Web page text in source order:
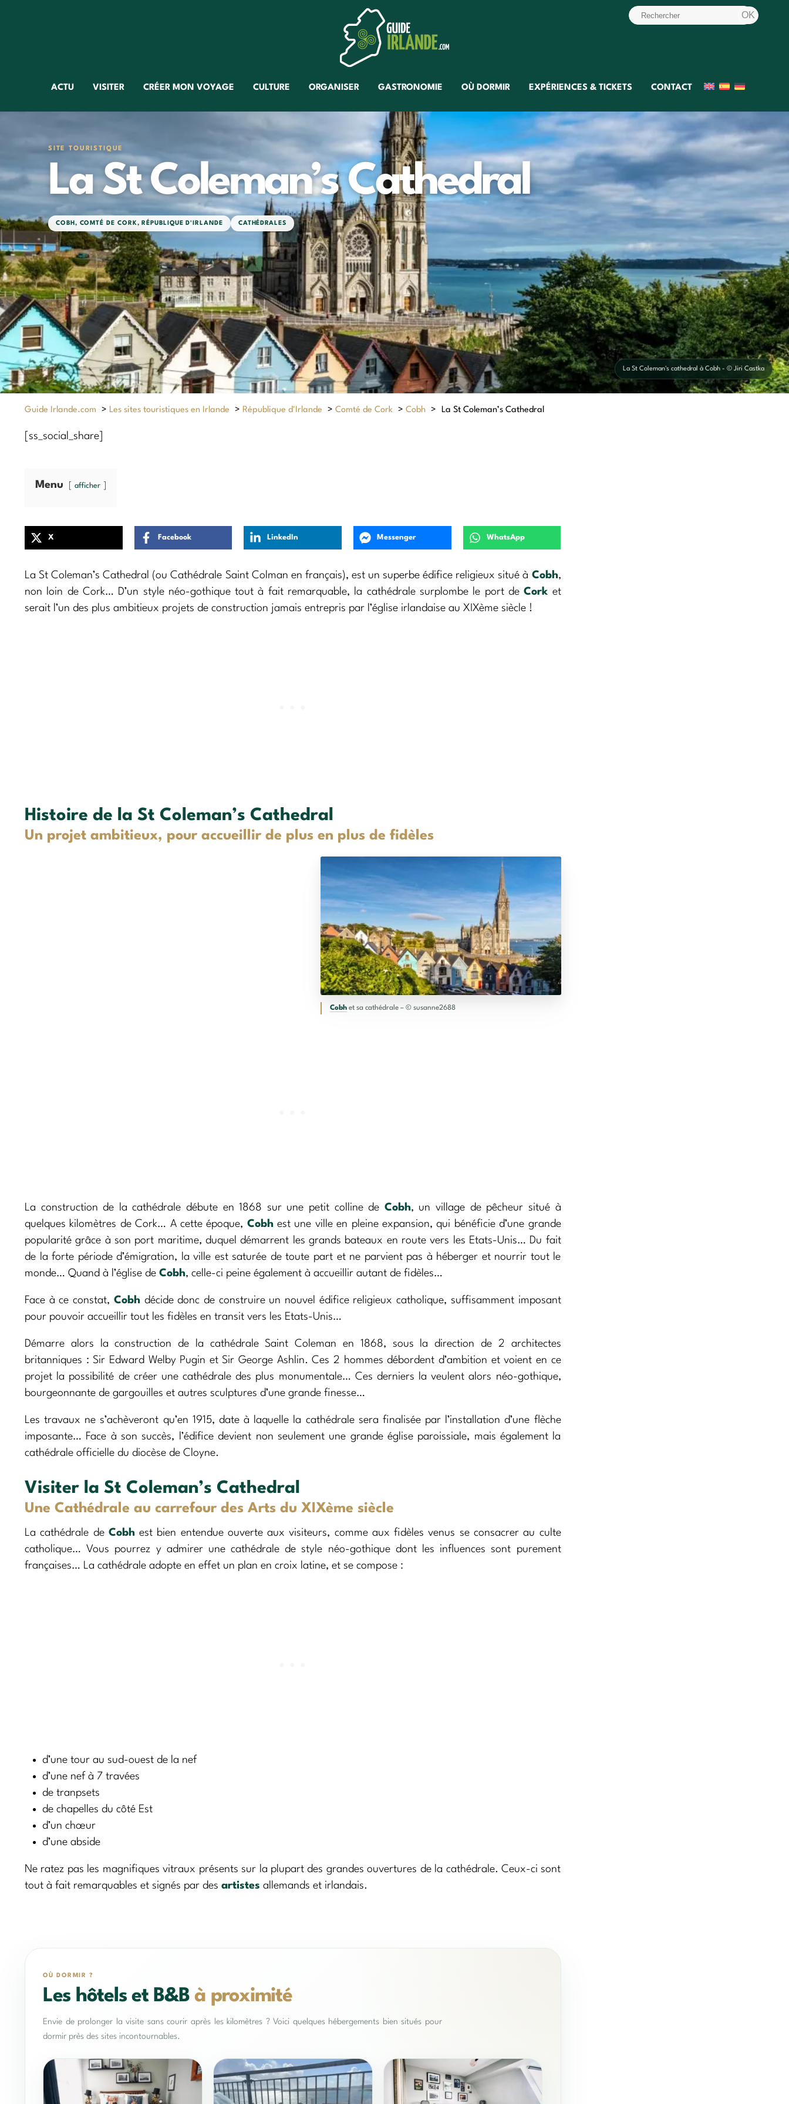
ACTU VISITER CRÉER MON VOYAGE CULTURE ORGANISER GASTRONOMIE OÙ DORMIR EXPÉRIENCES & TICKETS CONTACT
SITE TOURISTIQUE
La St Coleman’s Cathedral
COBH , COMTÉ DE CORK, RÉPUBLIQUE D'IRLANDE CATHÉDRALES
La St Coleman's cathedral à Cobh - © Jiri Castka
Guide Irlande.com > Les sites touristiques en Irlande > République d'Irlande > Comté de Cork > Cobh > La St Coleman’s Cathedral
[ss_social_share]
Menu afficher
X Facebook LinkedIn Messenger WhatsApp
La St Coleman’s Cathedral (ou Cathédrale Saint Colman en français), est un superbe édifice religieux situé à Cobh,
non loin de Cork… D’un style néo-gothique tout à fait remarquable, la cathédrale surplombe le port deCork et
serait l’un des plus ambitieux projets de construction jamais entrepris par l’église irlandaise au XIXème siècle !
Histoire de la St Coleman’s Cathedral
Un projet ambitieux, pour accueillir de plus en plus de fidèles
Cobhet sa cathédrale – © susanne2688
La construction de la cathédrale débute en 1868 sur une petit colline de Cobh, un village de pêcheur situé à
quelques kilomètres de Cork… A cette époque, Cobhest une ville en pleine expansion, qui bénéficie d’une grande
popularité grâce à son port maritime, duquel démarrent les grands bateaux en route vers les Etats-Unis… Du fait
de la forte période d’émigration, la ville est saturée de toute part et ne parvient pas à héberger et nourrir tout le
monde… Quand à l’église de Cobh, celle-ci peine également à accueillir autant de fidèles…
Face à ce constat, Cobhdécide donc de construire un nouvel édifice religieux catholique, suffisamment imposant
pour pouvoir accueillir tout les fidèles en transit vers les Etats-Unis…
Démarre alors la construction de la cathédrale Saint Coleman en 1868, sous la direction de 2 architectes
britanniques : Sir Edward Welby Pugin et Sir George Ashlin. Ces 2 hommes débordent d’ambition et voient en ce
projet la possibilité de créer une cathédrale des plus monumentale… Ces derniers la veulent alors néo-gothique,
bourgeonnante de gargouilles et autres sculptures d’une grande finesse…
Les travaux ne s’achèveront qu’en 1915, date à laquelle la cathédrale sera finalisée par l’installation d’une flèche
imposante… Face à son succès, l’édifice devient non seulement une grande église paroissiale, mais également la
cathédrale officielle du diocèse de Cloyne.
Visiter la St Coleman’s Cathedral
Une Cathédrale au carrefour des Arts du XIXème siècle
La cathédrale de Cobhest bien entendue ouverte aux visiteurs, comme aux fidèles venus se consacrer au culte
catholique… Vous pourrez y admirer une cathédrale de style néo-gothique dont les influences sont purement
françaises… La cathédrale adopte en effet un plan en croix latine, et se compose :
d’une tour au sud-ouest de la nef
d’une nef à 7 travées
de tranpsets
de chapelles du côté Est
d’un chœur
d’une abside
Ne ratez pas les magnifiques vitraux présents sur la plupart des grandes ouvertures de la cathédrale. Ceux-ci sont
tout à fait remarquables et signés par des artistes allemands et irlandais.
OÙ DORMIR ?
Les hôtels et B&Bà proximité
Envie de prolonger la visite sans courir après les kilomètres ? Voici quelques hébergements bien situés pour
dormir près des sites incontournables.